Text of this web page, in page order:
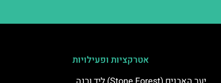
אטרקציות ופעילויות